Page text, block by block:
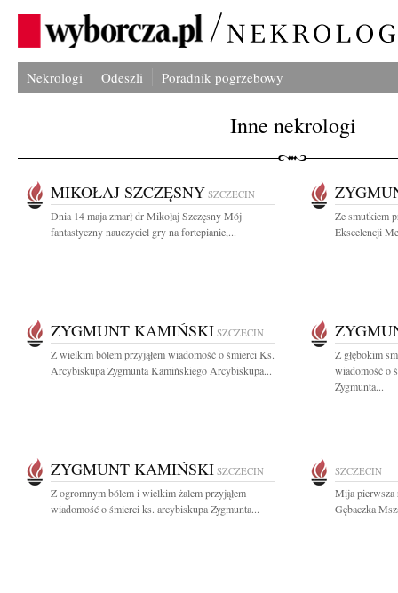
Nekrologi Odeszli Poradnik pogrzebowy
Inne nekrologi
MIKOŁAJ SZCZĘSNY SZCZECIN
Dnia 14 maja zmarł dr Mikołaj Szczęsny Mój
fantastyczny nauczyciel gry na fortepianie,...
Ze smutkiem
Ekscelencji
ZYGMUNT KAMIŃSKI SZCZECIN
Z wielkim bólem przyjąłem wiadomość o śmierci Ks.
Arcybiskupa Zygmunta Kamińskiego Arcybiskupa...
Z głębokim
wiadomość o
Zygmunta...
ZYGMUNT KAMIŃSKI SZCZECIN
Z ogromnym bólem i wielkim żalem przyjąłem
wiadomość o śmierci ks. arcybiskupa Zygmunta...
SZCZECIN
Mija pierwsza
Gębaczka